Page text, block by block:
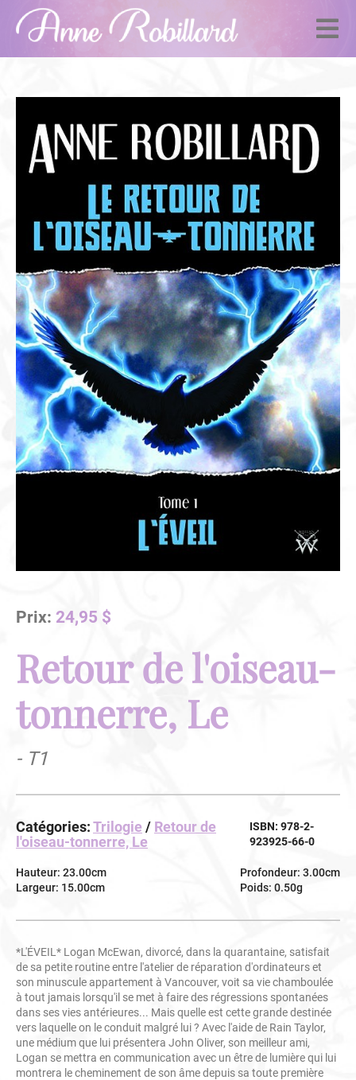
Prix: 24,95 $
Retour de l'oiseau-
tonnerre, Le
- T1
Catégories:Trilogie / Retour de
l'oiseau-tonnerre, Le
ISBN: 978-2-
923925-66-0
Hauteur: 23.00cm
Largeur: 15.00cm
Profondeur: 3.00cm
Poids: 0.50g
*L'ÉVEIL* Logan McEwan, divorcé, dans la quarantaine, satisfait
de sa petite routine entre l'atelier de réparation d'ordinateurs et
son minuscule appartement à Vancouver, voit sa vie chamboulée
à tout jamais lorsqu'il se met à faire des régressions spontanées
dans ses vies antérieures... Mais quelle est cette grande destinée
vers laquelle on le conduit malgré lui ? Avec l'aide de Rain Taylor,
une médium que lui présentera John Oliver, son meilleur ami,
Logan se mettra en communication avec un être de lumière qui lui
montrera le cheminement de son âme depuis sa toute première